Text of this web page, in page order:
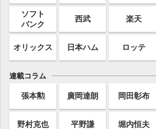
ソフト
バンク
西武 楽天
オリックス 日本ハム ロッテ
連載コラム
張本勲 廣岡達朗 岡田彰布
野村克也 平野謙 堀内恒夫